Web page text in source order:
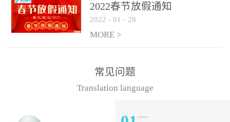
2022春节放假通知
2022 - 01 - 28
MORE >
常见问题
Translation language